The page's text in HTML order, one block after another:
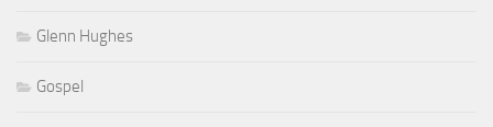
Glenn Hughes
Gospel